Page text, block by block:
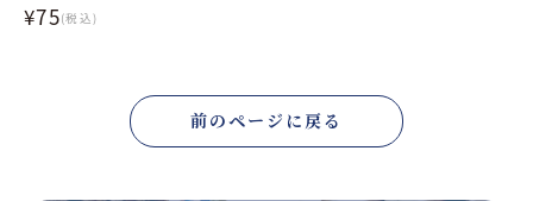
¥75(税込)
前のページに戻る